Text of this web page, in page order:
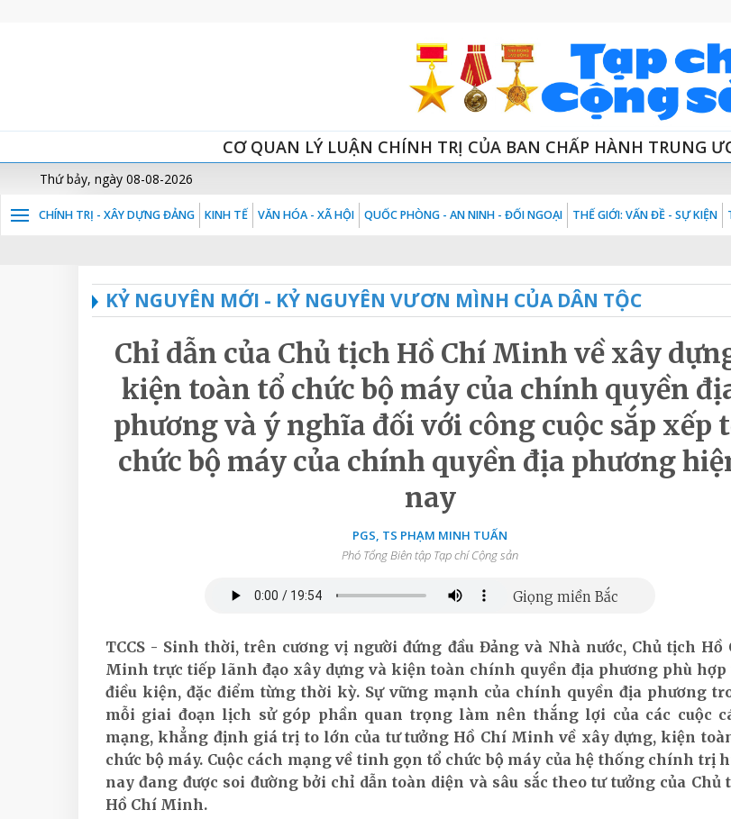
CƠ QUAN LÝ LUẬN CHÍNH TRỊ CỦA BAN CHẤP HÀNH TRUNG
Thứ bảy, ngày 08-08-2026
CHÍNH TRỊ - XÂY DỰNG ĐẢNG KINH TẾ VĂN HÓA - XÃ HỘI QUỐC PHÒNG - AN NINH - ĐỐI NGOẠI THẾ GIỚI: VẤN ĐỀ - SỰ KIỆN
KỶ NGUYÊN MỚI - KỶ NGUYÊN VƯƠN MÌNH CỦA DÂN TỘC
Chỉ dẫn của Chủ tịch Hồ Chí Minh về xây
kiện toàn tổ chức bộ máy của chính quyền
phương và ý nghĩa đối với công cuộc sắp xếp
chức bộ máy của chính quyền địa phương
nay
PGS, TS PHẠM MINH TUẤN
Phó Tổng Biên tập Tạp chí Cộng sản
TCCS - Sinh thời, trên cương vị người đứng đầu Đảng và Nhà nước, Chủ tịch Hồ
Minh trực tiếp lãnh đạo xây dựng và kiện toàn chính quyền địa phương phù hợp
điều kiện, đặc điểm từng thời kỳ. Sự vững mạnh của chính quyền địa phương
mỗi giai đoạn lịch sử góp phần quan trọng làm nên thắng lợi của các cuộc
mạng, khẳng định giá trị to lớn của tư tưởng Hồ Chí Minh về xây dựng, kiện
chức bộ máy. Cuộc cách mạng về tinh gọn tổ chức bộ máy của hệ thống chính trị
nay đang được soi đường bởi chỉ dẫn toàn diện và sâu sắc theo tư tưởng của Chủ
Hồ Chí Minh.